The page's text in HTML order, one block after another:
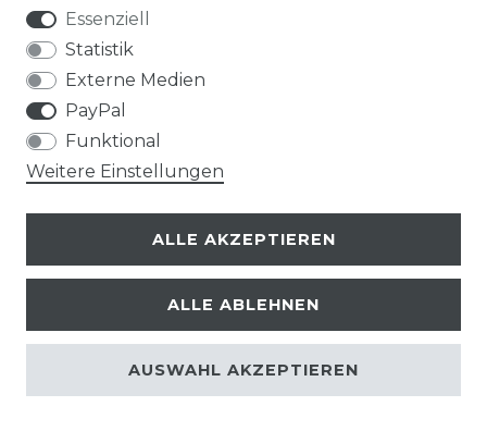
© Copyright 2026 | Alle Rechte vorbehalten.
Essenziell
Statistik
Externe Medien
PayPal
Funktional
Weitere Einstellungen
ALLE AKZEPTIEREN
ALLE ABLEHNEN
AUSWAHL AKZEPTIEREN